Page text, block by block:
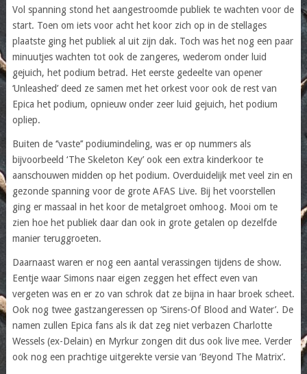
Vol spanning stond het aangestroomde publiek te wachten voor de
start. Toen om iets voor acht het koor zich op in de stellages
plaatste ging het publiek al uit zijn dak. Toch was het nog een paar
minuutjes wachten tot ook de zangeres, wederom onder luid
gejuich, het podium betrad. Het eerste gedeelte van opener
‘Unleashed’ deed ze samen met het orkest voor ook de rest van
Epica het podium, opnieuw onder zeer luid gejuich, het podium
opliep.
Buiten de ‘’vaste’’ podiumindeling, was er op nummers als
bijvoorbeeld ‘The Skeleton Key’ ook een extra kinderkoor te
aanschouwen midden op het podium. Overduidelijk met veel zin en
gezonde spanning voor de grote AFAS Live. Bij het voorstellen
ging er massaal in het koor de metalgroet omhoog. Mooi om te
zien hoe het publiek daar dan ook in grote getalen op dezelfde
manier teruggroeten.
Daarnaast waren er nog een aantal verassingen tijdens de show.
Eentje waar Simons naar eigen zeggen het effect even van
vergeten was en er zo van schrok dat ze bijna in haar broek scheet.
Ook nog twee gastzangeressen op ‘Sirens-Of Blood and Water’. De
namen zullen Epica fans als ik dat zeg niet verbazen Charlotte
Wessels (ex-Delain) en Myrkur zongen dit dus ook live mee. Verder
ook nog een prachtige uitgerekte versie van ‘Beyond The Matrix’.